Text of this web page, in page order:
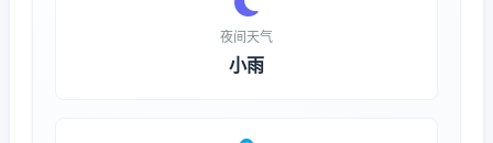
夜间天气
小雨